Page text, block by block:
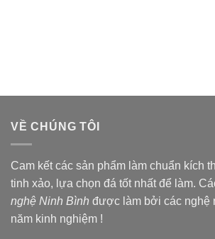
VỀ CHÚNG TÔI
Cam kết các sản phẩm làm chuẩn kích
tinh xảo, lựa chọn đá tốt nhất để làm.
nghệ Ninh Bình được làm bởi các nghệ
năm kinh nghiệm !